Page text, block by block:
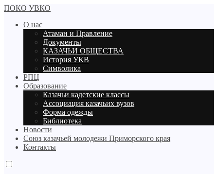
ПОКО УВКО
О нас
Атаман и Правление
Документы
КАЗАЧЬИ ОБЩЕСТВА
История УКВ
Символика
РПЦ
Образование
Казачьи кадетские классы
Ассоциация казачьих вузов
Форма одежды
Библиотека
Новости
Союз казачьей молодежи Приморского края
Контакты